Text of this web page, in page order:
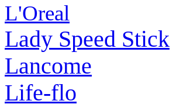
L'Oreal
Lady Speed Stick
Lancome
Life-flo